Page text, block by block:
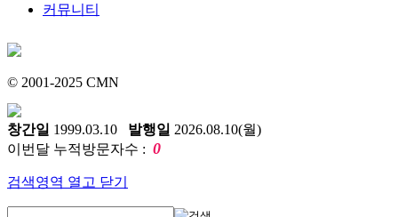
커뮤니티
© 2001-2025 CMN
창간일 1999.03.10 발행일 2026.08.10(월)
이번달 누적방문자수 : 0
검색영역 열고 닫기